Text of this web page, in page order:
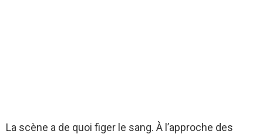
La scène a de quoi figer le sang. À l’approche des